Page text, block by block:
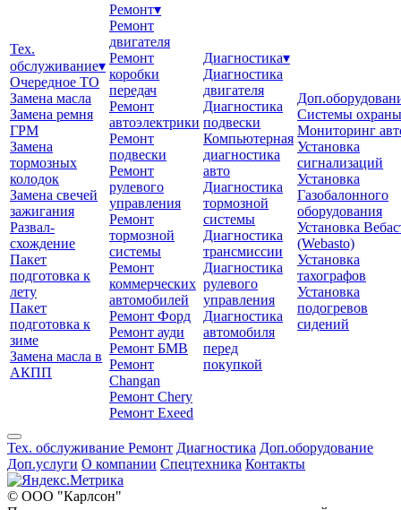
Тех.
обслуживание▾
Очередное ТО
Замена масла
Замена ремня
ГРМ
Замена
тормозных
колодок
Замена свечей
зажигания
Развал-
схождение
Пакет
подготовка к
лету
Пакет
подготовка к
зиме
Замена масла в
АКПП
Ремонт▾
Ремонт
двигателя
Ремонт
коробки
передач
Ремонт
автоэлектрики
Ремонт
подвески
Ремонт
рулевого
управления
Ремонт
тормозной
системы
Ремонт
коммерческих
автомобилей
Ремонт Форд
Ремонт ауди
Ремонт БМВ
Ремонт
Changan
Ремонт Chery
Ремонт Exeed
Диагностика▾
Диагностика
двигателя
Диагностика
подвески
Компьютерная
диагностика
авто
Диагностика
тормозной
системы
Диагностика
трансмиссии
Диагностика
рулевого
управления
Диагностика
автомобиля
перед
покупкой
Системы охраны
Мониторинг
Установка
сигнализаций
Установка
Газобалонного
оборудования
Установка
(Webasto)
Установка
тахографов
Установка
подогревов
сидений
Тех. обслуживание Ремонт Диагностика Доп.оборудование
Доп.услуги О компании Спецтехника Контакты
© ООО "Карлсон"